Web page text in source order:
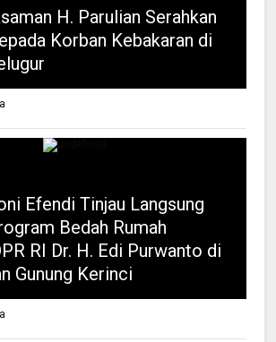
H. Parulian Serahkan
Korban Kebakaran di
Efendi Tinjau Langsung
Bedah Rumah
RI Dr. H. Edi Purwanto di
Gunung Kerinci